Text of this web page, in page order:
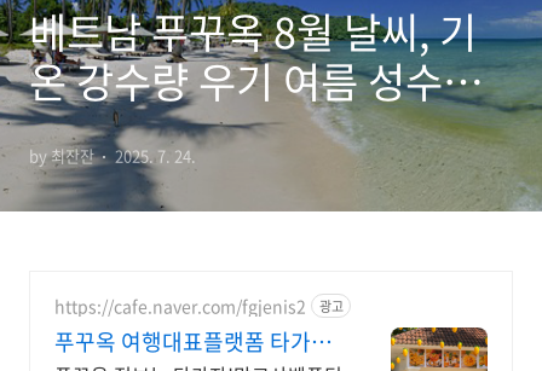
베트남 푸꾸옥 8월 날씨, 기
온 강수량 우기 여름 성수기
옷차림
by 최잔잔 2025. 7. 24.
https://cafe.naver.com/fgjenis2 광고
푸꾸옥 여행대표플랫폼 타가자